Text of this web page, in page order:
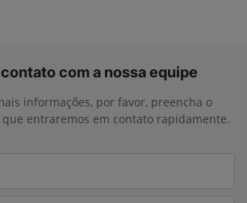
com a nossa equipe
informações, por favor, preencha o
entraremos em contato rapidamente.